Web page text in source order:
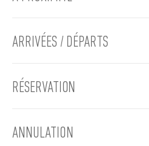
ARRIVÉES / DÉPARTS
RÉSERVATION
ANNULATION